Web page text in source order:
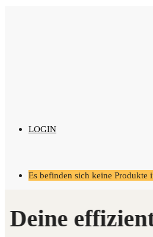
LOGIN
Es befinden sich keine Produkte